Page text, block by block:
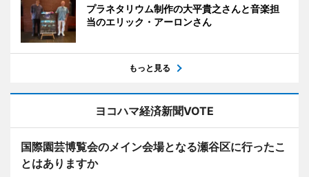
プラネタリウム制作の大平貴之さんと音楽担
当のエリック・アーロンさん
もっと見る
ヨコハマ経済新聞VOTE
国際園芸博覧会のメイン会場となる瀬谷区に行ったこ
とはありますか